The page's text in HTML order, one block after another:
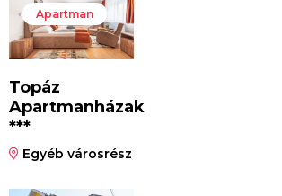
Apartman
Topáz
Apartmanházak
***
Egyéb városrész